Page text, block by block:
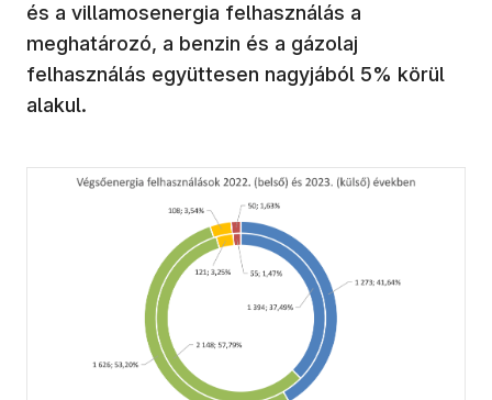
és a villamosenergia felhasználás a
meghatározó, a benzin és a gázolaj
felhasználás együttesen nagyjából 5% körül
alakul.